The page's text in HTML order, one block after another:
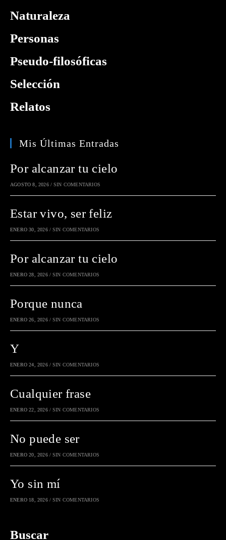
Naturaleza
Personas
Pseudo-filosóficas
Selección
Relatos
Mis Últimas Entradas
Por alcanzar tu cielo
AGOSTO 8, 2026 / SIN COMENTARIOS
Estar vivo, ser feliz
ENERO 30, 2026 / SIN COMENTARIOS
Por alcanzar tu cielo
ENERO 28, 2026 / SIN COMENTARIOS
Porque nunca
ENERO 26, 2026 / SIN COMENTARIOS
Y
ENERO 24, 2026 / SIN COMENTARIOS
Cualquier frase
ENERO 22, 2026 / SIN COMENTARIOS
No puede ser
ENERO 20, 2026 / SIN COMENTARIOS
Yo sin mí
ENERO 18, 2026 / SIN COMENTARIOS
Buscar